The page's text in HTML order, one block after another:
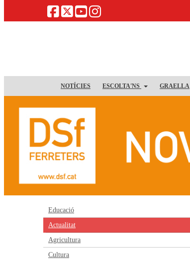
NOTÍCIES ESCOLTA'NS GRAELLA
Educació
Actualitat
Agricultura
Cultura